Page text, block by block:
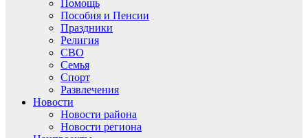
Помощь
Пособия и Пенсии
Праздники
Религия
СВО
Семья
Спорт
Развлечения
Новости
Новости района
Новости региона